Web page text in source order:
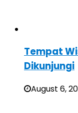
Tempat
Dikunjungi
August 6,